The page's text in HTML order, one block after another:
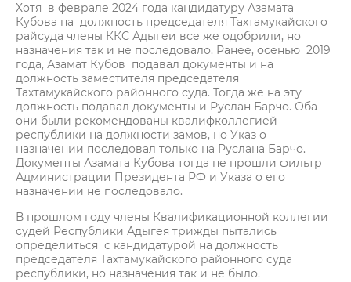
Хотя в феврале 2024 года кандидатуру Азамата
Кубова на должность председателя Тахтамукайского
райсуда члены ККС Адыгеи все же одобрили, но
назначения так и не последовало. Ранее, осенью 2019
года, Азамат Кубов подавал документы и на
должность заместителя председателя
Тахтамукайского районного суда. Тогда же на эту
должность подавал документы и Руслан Барчо. Оба
они были рекомендованы квалифколлегией
республики на должности замов, но Указ о
назначении последовал только на Руслана Барчо.
Документы Азамата Кубова тогда не прошли фильтр
Администрации Президента РФ и Указа о его
назначении не последовало.
В прошлом году члены Квалификационной коллегии
судей Республики Адыгея трижды пытались
определиться с кандидатурой на должность
председателя Тахтамукайского районного суда
республики, но назначения так и не было.